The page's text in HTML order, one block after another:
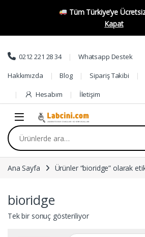
Tüm Türkiye’ye
Kapat
Skip to navigation
Skip to content
0212 221 28 34 Whatsapp Destek
Hakkımızda Blog Sipariş Takibi
Hesabım İletişim
Ara:
Ana Sayfa Ürünler “bioridge” olarak
bioridge
Tek bir sonuç gösteriliyor